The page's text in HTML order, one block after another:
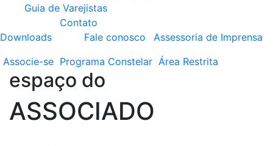
Guia de Varejistas
Downloads
Contato
Fale conosco
Assessoria de Imprensa
Associe-se Programa Constelar Área Restrita
espaço do
ASSOCIADO